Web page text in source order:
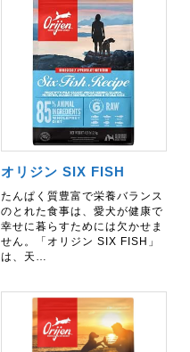
オリジン SIX FISH
たんぱく質豊富で栄養バランス
のとれた食事は、愛犬が健康で
幸せに暮らすためには欠かせま
せん。「オリジン SIX FISH」
は、天…